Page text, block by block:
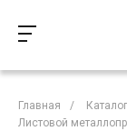
Главная /
Листовой